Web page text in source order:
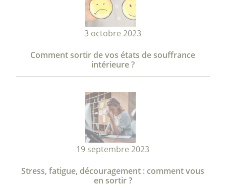
3 octobre 2023
Comment sortir de vos états de souffrance
intérieure ?
19 septembre 2023
Stress, fatigue, découragement : comment vous
en sortir ?